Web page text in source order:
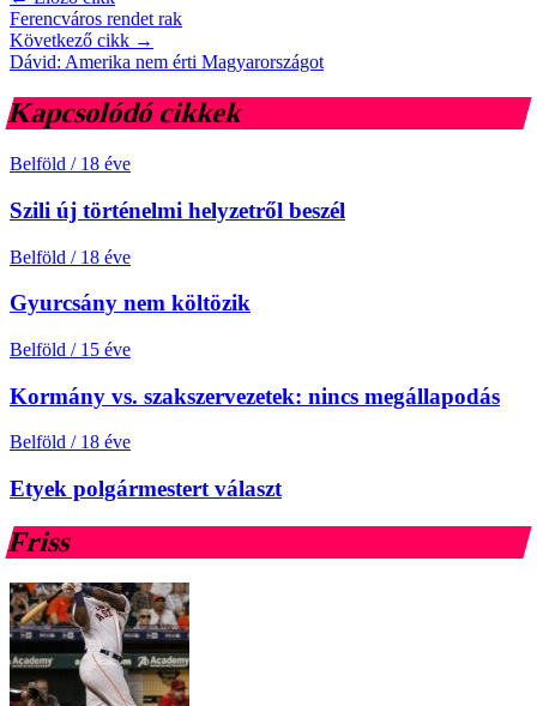
Ferencváros rendet rak
Következő cikk →
Dávid: Amerika nem érti Magyarországot
Kapcsolódó cikkek
Belföld / 18 éve
Szili új történelmi helyzetről beszél
Belföld / 18 éve
Gyurcsány nem költözik
Belföld / 15 éve
Kormány vs. szakszervezetek: nincs megállapodás
Belföld / 18 éve
Etyek polgármestert választ
Friss